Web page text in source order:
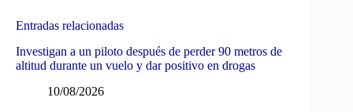
Entradas relacionadas
Investigan a un piloto después de perder 90 metros de
altitud durante un vuelo y dar positivo en drogas
10/08/2026